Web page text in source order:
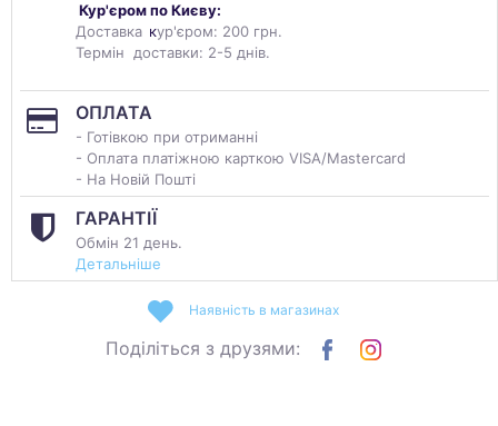
Кур'єром по Києву:
Доставка кур'єром: 200 грн.
Термін доставки: 2-5 днів.
ОПЛАТА
- Готівкою при отриманні
- Оплата платіжною карткою VISA/Mastercard
- На Новій Пошті
ГАРАНТІЇ
Обмін 21 день.
Детальніше
Наявність в магазинах
Поділіться з друзями: